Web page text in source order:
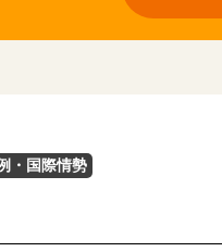
・国際情勢